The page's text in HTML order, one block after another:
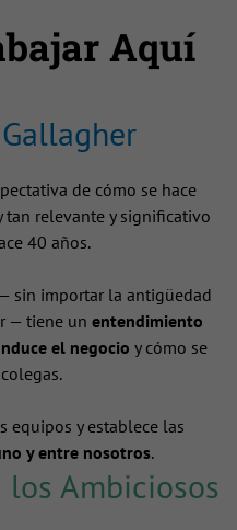
Aquí
de cómo se hace
relevante y significativo
40 años.
sin importar la antigüedad
— tiene un entendimiento
el negocio y cómo se
equipos y establece las
y entre nosotros.
Ambiciosos